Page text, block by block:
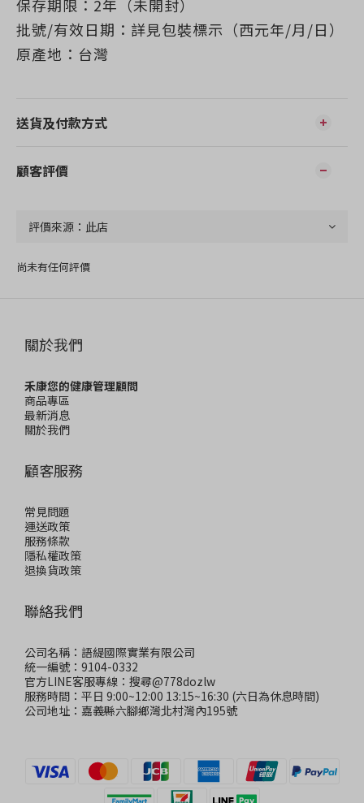
保存期限：2年（未開封）
批號/有效日期：詳見包裝標示（西元年/月/日）
原產地：台灣
送貨及付款方式
顧客評價
尚未有任何評價
關於我們
禾康您的健康管理顧問
商品專區
最新消息
關於我們
顧客服務
常見問題
運送政策
服務條款
隱私權政策
退換貨政策
聯絡我們
公司名稱：語緹國際實業有限公司
統一編號：9104-0332
官方LINE客服專線：搜尋@778dozlw
服務時間：平日 9:00~12:00 13:15~16:30 (六日為休息時間)
公司地址：嘉義縣六腳鄉灣北村灣內195號